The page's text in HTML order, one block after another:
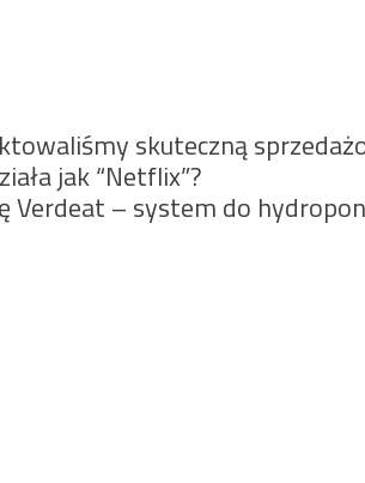
skuteczną
jak “Netflix”?
– system do